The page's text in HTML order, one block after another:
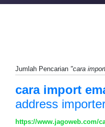
Jumlah Pencarian "cara
cara import
address
https://www.jagoweb.com/